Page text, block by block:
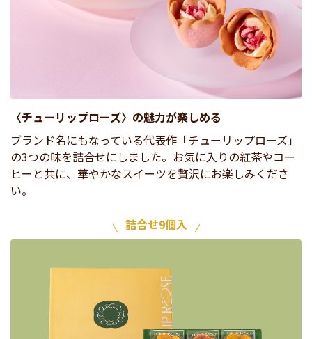
〈チューリップローズ〉の魅力が楽しめる
ブランド名にもなっている代表作「チューリップローズ」
の3つの味を詰合せにしました。お気に入りの紅茶やコー
ヒーと共に、華やかなスイーツを贅沢にお楽しみくださ
い。
詰合せ9個入